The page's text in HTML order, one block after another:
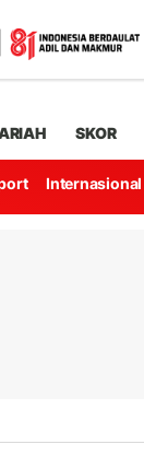
SKOR
Internasional